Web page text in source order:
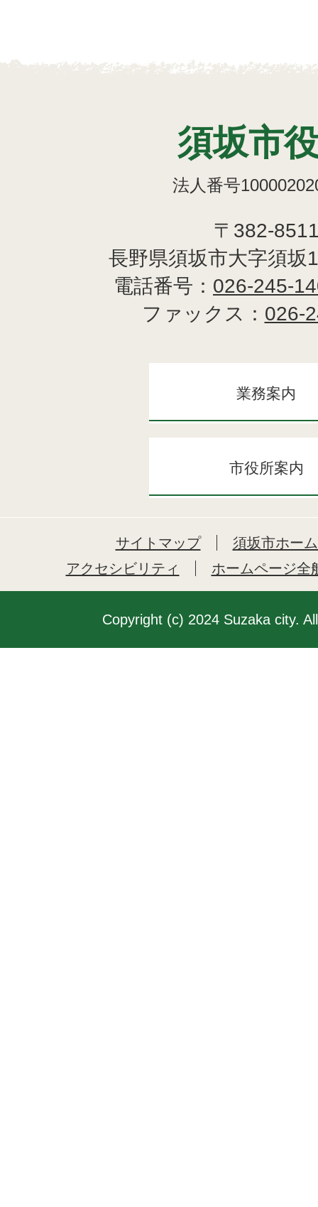
須坂市
法人番号
〒382-
長野県須坂市大字須坂
電話番号： 026-245-
ファックス： 026-
業務案内
市役所案内
サイトマップ
須坂市ホー
アクセシビリティ
ホームページ全
Copyright (c) 2024 Suzaka city.